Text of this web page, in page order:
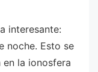
interesante:
noche. Esto se
la ionosfera